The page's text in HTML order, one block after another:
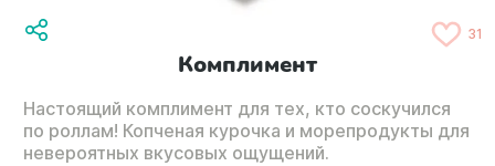
31
Комплимент
Настоящий комплимент для тех, кто соскучился
по роллам! Копченая курочка и морепродукты для
невероятных вкусовых ощущений.